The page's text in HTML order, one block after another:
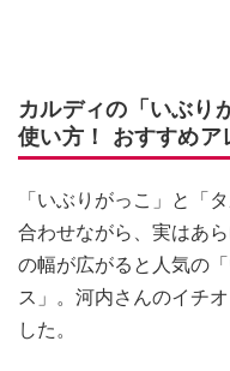
カルディの「いぶり
使い方！ おすすめア
「いぶりがっこ」と「
合わせながら、実はあ
の幅が広がると人気の
ス」。河内さんのイチ
した。